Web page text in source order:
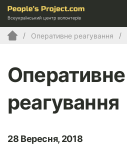
Всеукраїнський центр волонтерів
Оперативне реагування
Оперативне
реагування
28 Вересня, 2018